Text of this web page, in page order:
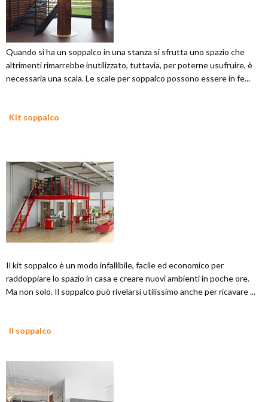
Quando si ha un soppalco in una stanza si sfrutta uno spazio che
altrimenti rimarrebbe inutilizzato, tuttavia, per poterne usufruire, è
necessaria una scala. Le scale per soppalco possono essere in fe...
Kit soppalco
Il kit soppalco è un modo infallibile, facile ed economico per
raddoppiare lo spazio in casa e creare nuovi ambienti in poche ore.
Ma non solo. Il soppalco può rivelarsi utilissimo anche per ricavare ...
Il soppalco